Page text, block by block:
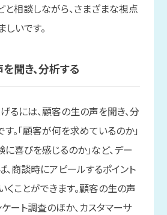
と相談しながら、さまざまな視点
いです。
を聞き、分析する
るには、顧客の生の声を聞き、分
。「顧客が何を求めているのか」
喜びを感じるのか」など、デー
商談時にアピールするポイント
ことができます。顧客の生の声
ート調査のほか、カスタマーサ